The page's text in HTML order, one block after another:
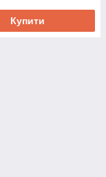
Купити